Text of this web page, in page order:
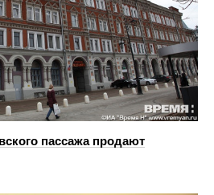
пассажа продают